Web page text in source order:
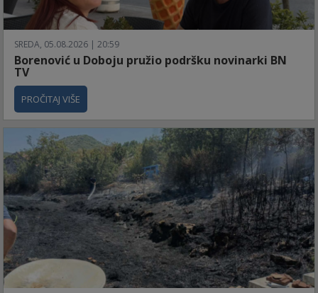
SREDA, 05.08.2026 | 20:59
Borenović u Doboju pružio podršku novinarki BN
TV
PROČITAJ VIŠE